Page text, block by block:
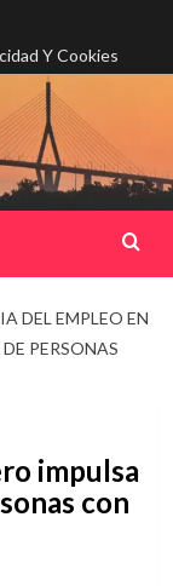
Y Cookies
DEL EMPLEO EN
PERSONAS
impulsa
con